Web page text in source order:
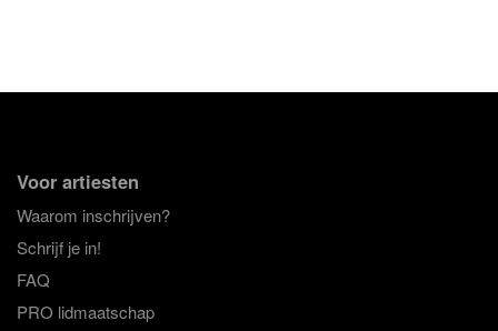
Voor artiesten
Waarom inschrijven?
Schrijf je in!
FAQ
PRO lidmaatschap